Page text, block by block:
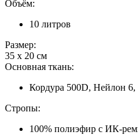
Объём:
10 литров
Размер:
35 х 20 см
Основная ткань:
Кордура 500D, Нейлон
Стропы:
100% полиэфир с ИК-